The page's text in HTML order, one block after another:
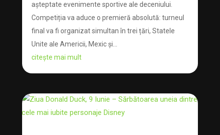
așteptate evenimente sportive ale deceniului.
Competiția va aduce o premieră absolută: turneul
final va fi organizat simultan în trei țări, Statele
Unite ale Americii, Mexic și...
citește mai mult